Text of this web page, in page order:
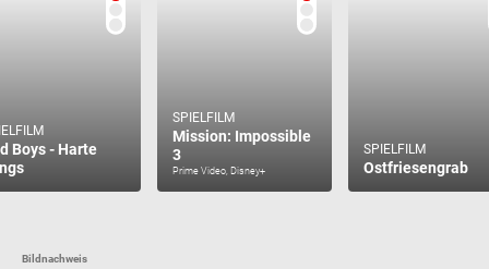
Boys - Harte
SPIELFILM
Mission: Impossible
3
Prime Video, Disney+
SPIELFILM
Ostfriesengrab
Bildnachweis